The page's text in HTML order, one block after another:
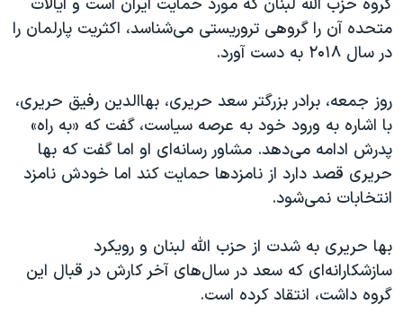
گروه حزب الله لبنان که مورد حمایت ایران است و ایالات
متحده آن را گروهی تروریستی می‌شناسد، اکثریت پارلمان را
در سال ۲۰۱۸ به دست آورد.
روز جمعه، برادر بزرگتر سعد حریری، بهاالدین رفیق حریری،
با اشاره به ورود خود به عرصه سیاست، گفت که «به راه»
پدرش ادامه می‌دهد. مشاور رسانه‌ای او اما گفت که بها
حریری قصد دارد از نامزدها حمایت کند اما خودش نامزد
انتخابات نمی‌شود.
بها حریری به شدت از حزب الله لبنان و رویکرد
سازشکارانه‌ای که سعد در سال‌های آخر کارش در قبال این
گروه داشت، انتقاد کرده است.